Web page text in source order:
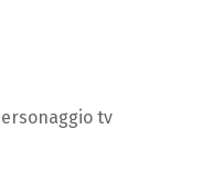
tv